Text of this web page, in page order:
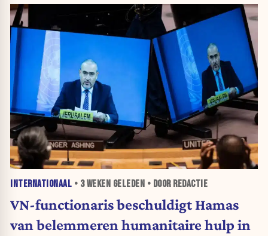
INTERNATIONAAL • 3 WEKEN GELEDEN • DOOR REDACTIE
VN-functionaris beschuldigt Hamas
van belemmeren humanitaire hulp in